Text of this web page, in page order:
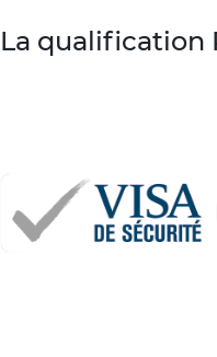
La qualification